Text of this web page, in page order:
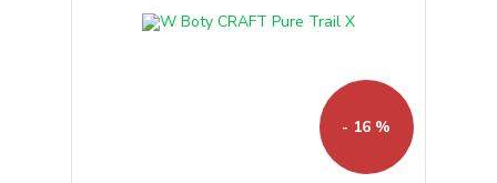
- 16 %